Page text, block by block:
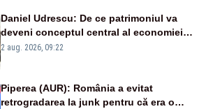
Daniel Udrescu: De ce patrimoniul va
deveni conceptul central al economiei
viitoare?
2 aug. 2026, 09:22
Piperea (AUR): România a evitat
retrogradarea la junk pentru că era o